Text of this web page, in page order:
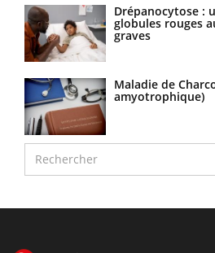
Drépanocytose :
globules rouges
graves
Maladie de
amyotrophique)